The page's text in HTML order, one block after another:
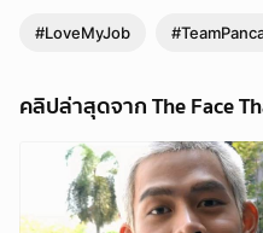
#LoveMyJob
คลิปล่าสุดจาก The Face